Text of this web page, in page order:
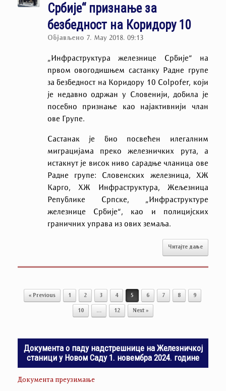
Србије“ признање за
безбедност на Коридору 10
Објављено 7. May 2018. 09:13
„Инфраструктура железнице Србије“ на
првом овогодишњем састанку Радне групе
за безбедност на Коридору 10 Colpofer, који
је недавно одржан у Словенији, добила је
посебно признање као најактивнији члан
ове Групе.
Састанак је био посвећен илегалним
миграцијама преко железничких рута, а
истакнут је висок ниво сарадње чланица ове
Радне групе: Словенских железница, ХЖ
Карго, ХЖ Инфраструктура, Жељезница
Републике Српске, „Инфраструктуре
железнице Србије“, као и полицијских
граничних управа из ових земаља.
Читајте даље
Post navigation
« Previous 1 2 3 4 5 6 7 8 9
10 … 12 Next »
Документа о паду надстрешнице на Железничкој
станици у Новом Саду 1. новембра 2024. године
Документа преузимање